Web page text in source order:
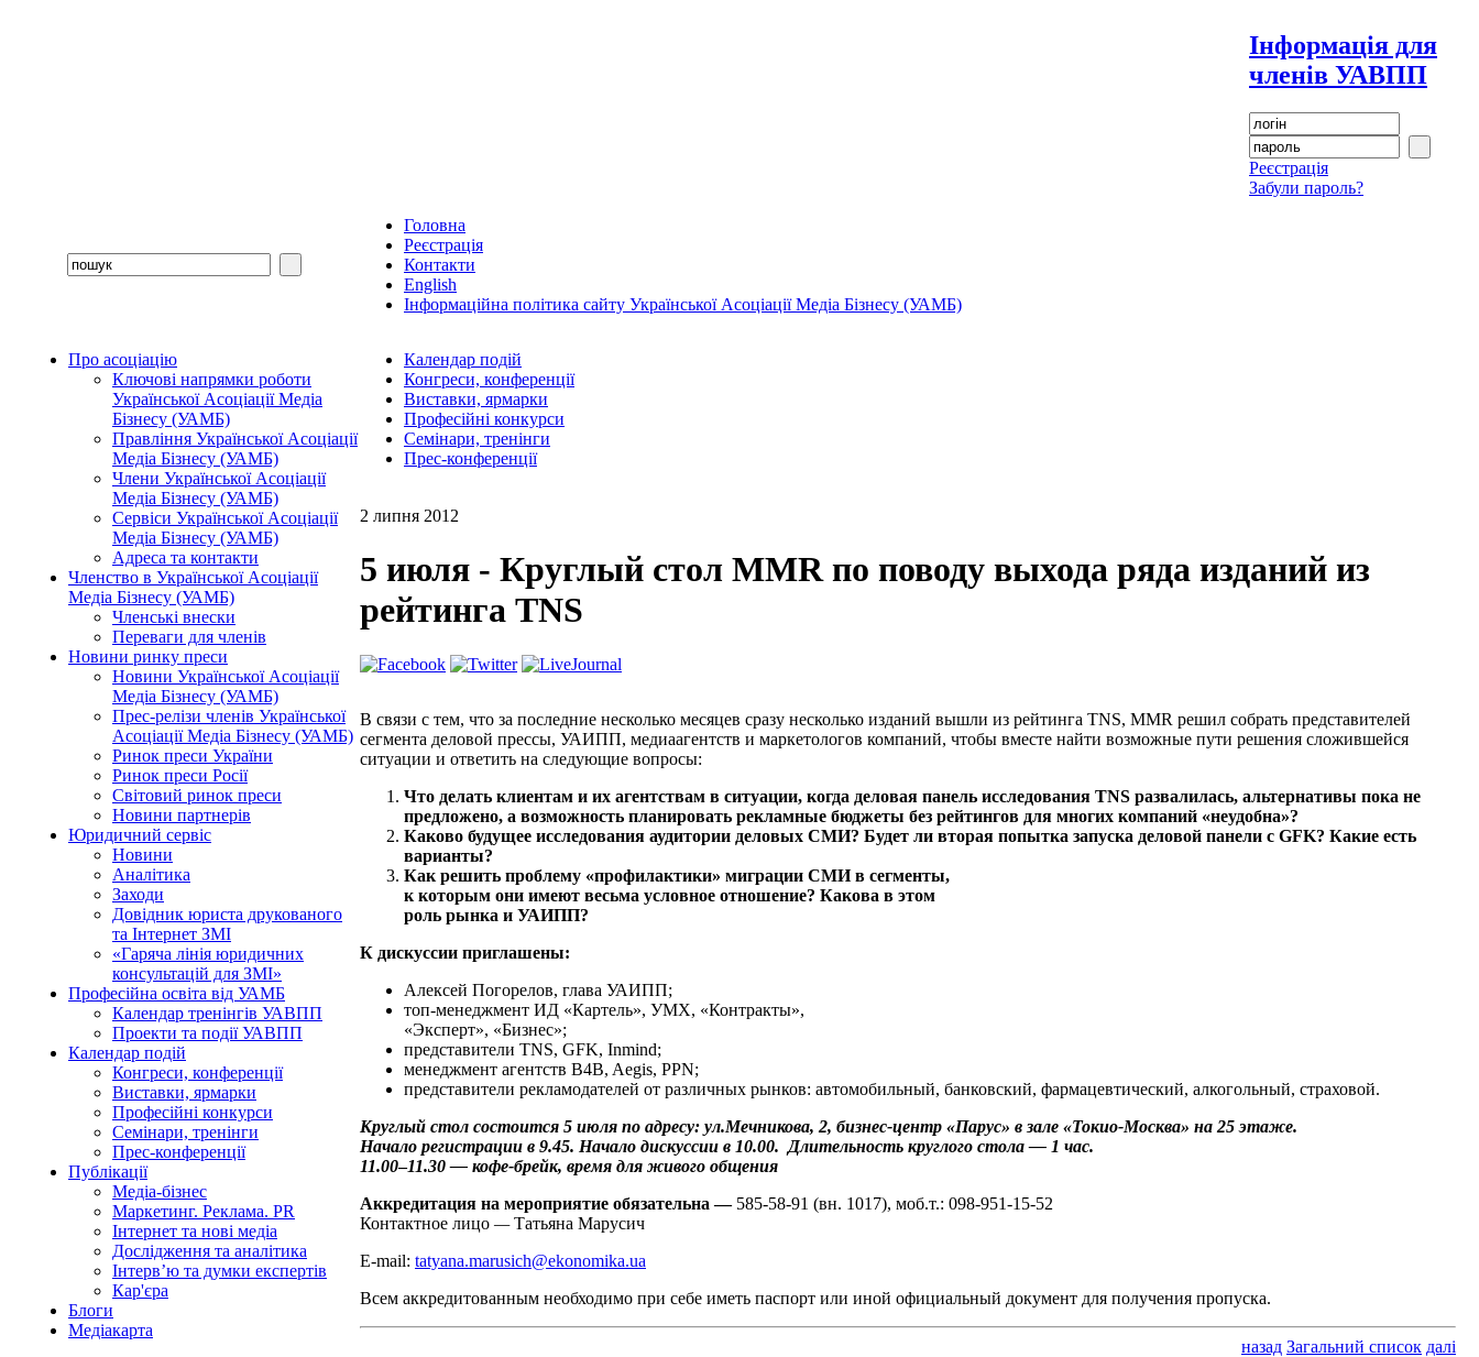
Інформація для
членів УАВПП
Реєстрація
Забули пароль?
Головна
Реєстрація
Контакти
English
Інформаційна політика сайту Української Асоціації Медіа Бізнесу (УАМБ)
Про асоціацію
Ключові напрямки роботи
Української Асоціації Медіа
Бізнесу (УАМБ)
Правління Української Асоціації
Медіа Бізнесу (УАМБ)
Члени Української Асоціації
Медіа Бізнесу (УАМБ)
Сервіси Української Асоціації
Медіа Бізнесу (УАМБ)
Адреса та контакти
Членство в Української Асоціації
Медіа Бізнесу (УАМБ)
Членські внески
Переваги для членів
Новини ринку преси
Новини Української Асоціації
Медіа Бізнесу (УАМБ)
Прес-релізи членів Української
Асоціації Медіа Бізнесу (УАМБ)
Ринок преси України
Ринок преси Росії
Світовий ринок преси
Новини партнерів
Юридичний сервіс
Новини
Аналітика
Заходи
Довідник юриста друкованого
та Інтернет ЗМІ
«Гаряча лінія юридичних
консультацій для ЗМІ»
Професійна освіта від УАМБ
Календар тренінгів УАВПП
Проекти та події УАВПП
Календар подій
Конгреси, конференції
Виставки, ярмарки
Професійні конкурси
Семінари, тренінги
Прес-конференції
Публікації
Медіа-бізнес
Маркетинг. Реклама. PR
Інтернет та нові медіа
Дослідження та аналітика
Інтерв’ю та думки експертів
Кар'єра
Блоги
Медіакарта
Календар подій
Конгреси, конференції
Виставки, ярмарки
Професійні конкурси
Семінари, тренінги
Прес-конференції
2 липня 2012
5 июля - Круглый стол MMR по поводу выхода ряда изданий из
рейтинга TNS
В связи с тем, что за последние несколько месяцев сразу несколько изданий вышли из рейтинга TNS, MMR решил собрать представителей
сегмента деловой прессы, УАИПП, медиаагентств и маркетологов компаний, чтобы вместе найти возможные пути решения сложившейся
ситуации и ответить на следующие вопросы:
Что делать клиентам и их агентствам в ситуации, когда деловая панель исследования TNS развалилась, альтернативы пока не
предложено, а возможность планировать рекламные бюджеты без рейтингов для многих компаний «неудобна»?
Каково будущее исследования аудитории деловых СМИ? Будет ли вторая попытка запуска деловой панели с GFK? Какие есть
варианты?
Как решить проблему «профилактики» миграции СМИ в сегменты,
к которым они имеют весьма условное отношение? Какова в этом
роль рынка и УАИПП?
К дискуссии приглашены:
Алексей Погорелов, глава УАИПП;
топ-менеджмент ИД «Картель», УМХ, «Контракты»,
«Эксперт», «Бизнес»;
представители TNS, GFK, Inmind;
менеджмент агентств B4B, Aegis, PPN;
представители рекламодателей от различных рынков: автомобильный, банковский, фармацевтический, алкогольный, страховой.
Круглый стол состоится 5 июля по адресу: ул.Мечникова, 2, бизнес-центр «Парус» в зале «Токио-Москва» на 25 этаже.
Начало регистрации в 9.45. Начало дискуссии в 10.00. Длительность круглого стола — 1 час.
11.00–11.30 — кофе-брейк, время для живого общения
Аккредитация на мероприятие обязательна —585-58-91 (вн. 1017), моб.т.: 098-951-15-52
­Контактное лицо —Татьяна Марусич
E-mail: tatyana.marusich@ekonomika.ua
Всем аккредитованным необходимо при себе иметь паспорт или иной официальный документ для получения пропуска.
назад Загальний список далі